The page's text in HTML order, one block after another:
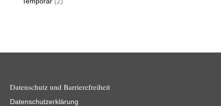
Datenschutz und Barrierefreiheit
Datenschutzerklärung